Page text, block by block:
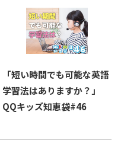
「短い時間でも可能な英語
学習法はありますか？」
QQキッズ知恵袋#46